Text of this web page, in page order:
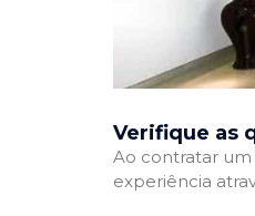
Verifique as
Ao contratar um
experiência